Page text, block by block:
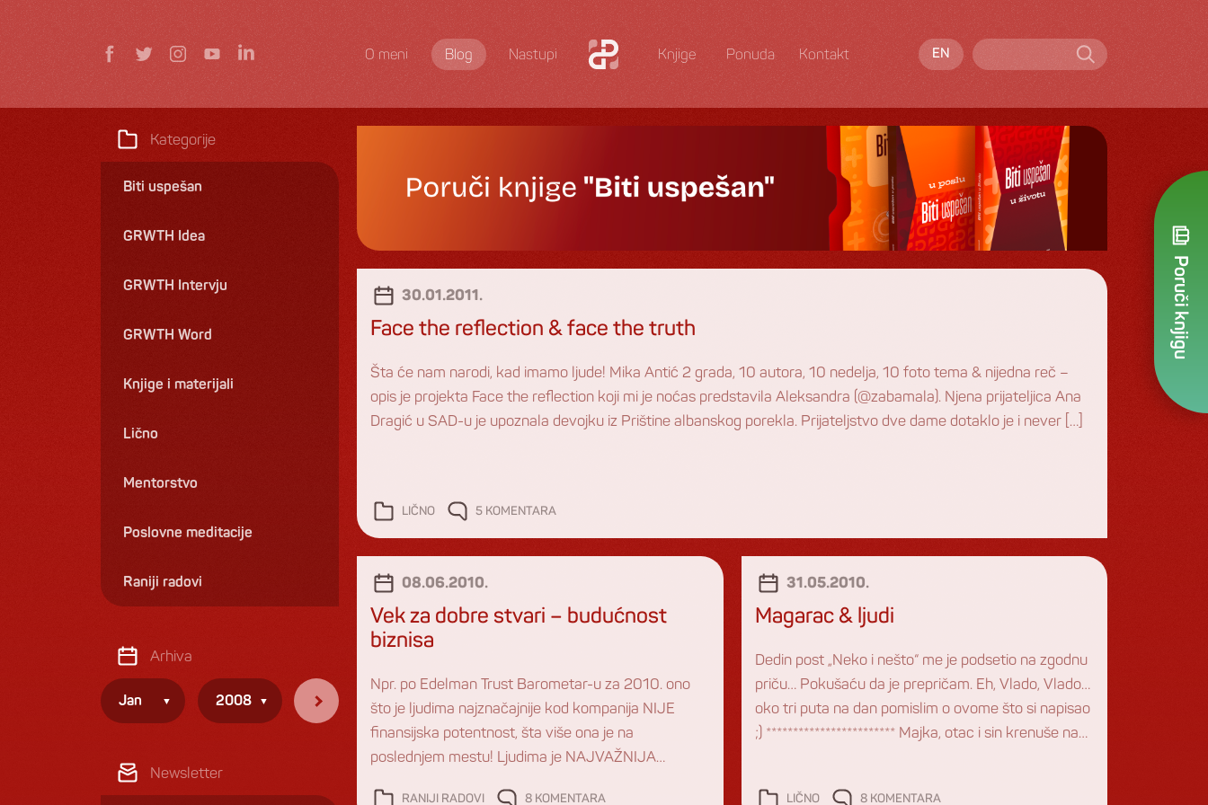
O meni Blog Nastupi Knjige Ponuda Kontakt EN
Poruči knjigu
Kategorije
Biti uspešan
GRWTH Idea
GRWTH Intervju
GRWTH Word
Knjige i materijali
Lično
Mentorstvo
Poslovne meditacije
Raniji radovi
Arhiva
Jan 2008
Newsletter
30.01.2011.
Face the reflection & face the truth
Šta će nam narodi, kad imamo ljude! Mika Antić 2 grada, 10 autora, 10 nedelja, 10 foto tema & nijedna reč –
opis je projekta Face the reflection koji mi je noćas predstavila Aleksandra (@zabamala). Njena prijateljica Ana
Dragić u SAD-u je upoznala devojku iz Prištine albanskog porekla. Prijateljstvo dve dame dotaklo je i never […]
LIČNO 5 KOMENTARA
08.06.2010.
Vek za dobre stvari – budućnost
biznisa
Npr. po Edelman Trust Barometar-u za 2010. ono
što je ljudima najznačajnije kod kompanija NIJE
finansijska potentnost, šta više ona je na
poslednjem mestu! Ljudima je NAJVAŽNIJA
RANIJI RADOVI 8 KOMENTARA
31.05.2010.
Magarac & ljudi
Dedin post „Neko i nešto“ me je podsetio na zgodnu
priču… Pokušaću da je prepričam. Eh, Vlado, Vlado…
oko tri puta na dan pomislim o ovome što si napisao
;) ************************ Majka, otac i sin krenuše na
LIČNO 8 KOMENTARA